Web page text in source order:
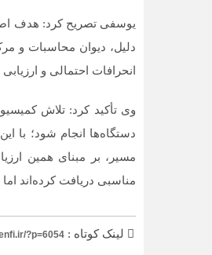
یوسفی تصریح کرد: هدف
دلیل، دیوان محاسبات و
انحرافات احتمالی و
وی تأکید کرد: تلاش
دستگاه‌ها انجام شود؛ با
مسیر، بر مبنای همین
مناسبی دریافت کرده‌اند
لینک کوتاه : ?p=6054